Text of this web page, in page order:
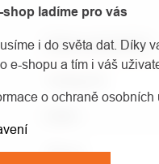
ladíme pro vás
i do světa dat. Díky
e-shopu a tím i váš
o ochraně osobních
Název parametru
Barva: